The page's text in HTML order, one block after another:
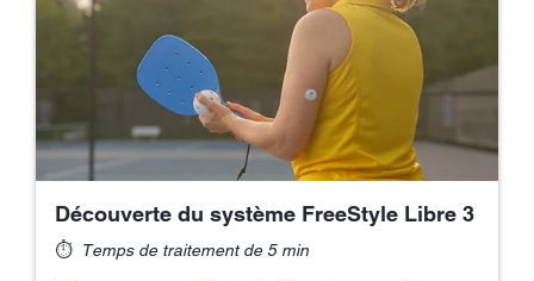
Découverte du système FreeStyle Libre 3
⏱Temps de traitement de 5 min